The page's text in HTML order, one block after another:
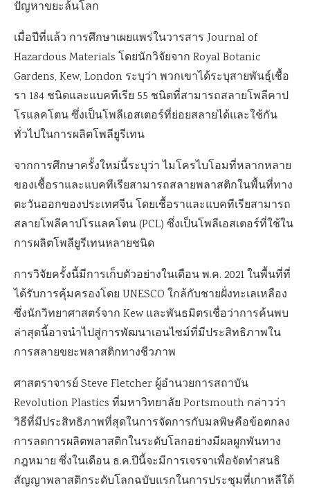
ปัญหาขยะล้นโลก
เมื่อปีที่แล้ว การศึกษาเผยแพร่ในวารสาร Journal of
Hazardous Materials โดยนักวิจัยจาก Royal Botanic
Gardens, Kew, London ระบุว่า พวกเขาได้ระบุสายพันธุ์เชื้อ
รา 184 ชนิดและแบคทีเรีย 55 ชนิดที่สามารถสลายโพลีคาป
โรแลคโตน ซึ่งเป็นโพลีเอสเตอร์ที่ย่อยสลายได้และใช้กัน
ทั่วไปในการผลิตโพลียูรีเทน
จากการศึกษาครั้งใหม่นี้ระบุว่า ไมโครไบโอมที่หลากหลาย
ของเชื้อราและแบคทีเรียสามารถสลายพลาสติกในพื้นที่ทาง
ตะวันออกของประเทศจีน โดยเชื้อราและแบคทีเรียสามารถ
สลายโพลีคาปโรแลคโตน (PCL) ซึ่งเป็นโพลีเอสเตอร์ที่ใช้ใน
การผลิตโพลียูรีเทนหลายชนิด
การวิจัยครั้งนี้มีการเก็บตัวอย่างในเดือน พ.ค. 2021 ในพื้นที่ที่
ได้รับการคุ้มครองโดย UNESCO ใกล้กับชายฝั่งทะเลเหลือง
ซึ่งนักวิทยาศาสตร์จาก Kew และพันธมิตรเชื่อว่าการค้นพบ
ล่าสุดนี้อาจนำไปสู่การพัฒนาเอนไซม์ที่มีประสิทธิภาพใน
การสลายขยะพลาสติกทางชีวภาพ
ศาสตราจารย์ Steve Fletcher ผู้อำนวยการสถาบัน
Revolution Plastics ที่มหาวิทยาลัย Portsmouth กล่าวว่า
วิธีที่มีประสิทธิภาพที่สุดในการจัดการกับมลพิษคือข้อตกลง
การลดการผลิตพลาสติกในระดับโลกอย่างมีผลผูกพันทาง
กฎหมาย ซึ่งในเดือน ธ.ค.ปีนี้จะมีการเจรจาเพื่อจัดทำสนธิ
สัญญาพลาสติกระดับโลกฉบับแรกในการประชุมที่เกาหลีใต้